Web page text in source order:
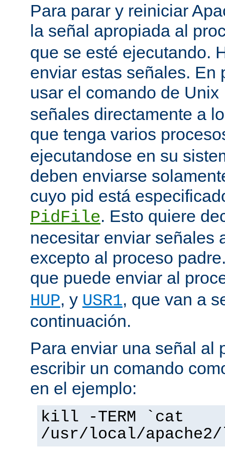
Para parar y reiniciar
la señal apropiada al
que se esté ejecutando.
enviar estas señales. En
usar el comando de Unix
señales directamente a
que tenga varios
ejecutandose en su
deben enviarse
cuyo pid está
PidFile. Esto quiere
necesitar enviar señales
excepto al proceso
que puede enviar al
HUP, y USR1, que van a
continuación.
Para enviar una señal al
escribir un comando
en el ejemplo:
kill -TERM `cat
/usr/local/